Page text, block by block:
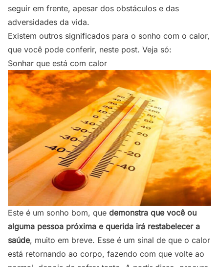
seguir em frente, apesar dos obstáculos e das
adversidades da vida.
Existem outros significados para o sonho com o calor,
que você pode conferir, neste post. Veja só:
Sonhar que está com calor
Este é um sonho bom, que demonstra que você ou
alguma pessoa próxima e querida irá restabelecer a
saúde, muito em breve. Esse é um sinal de que o calor
está retornando ao corpo, fazendo com que volte ao